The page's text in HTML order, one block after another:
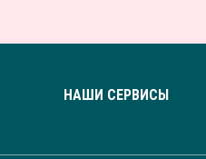
НАШИ СЕРВИСЫ